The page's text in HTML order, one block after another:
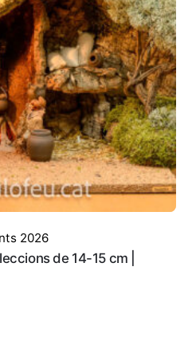
2026
de 14-15 cm |